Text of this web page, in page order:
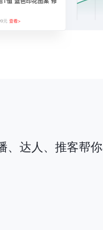
、达人、推客帮